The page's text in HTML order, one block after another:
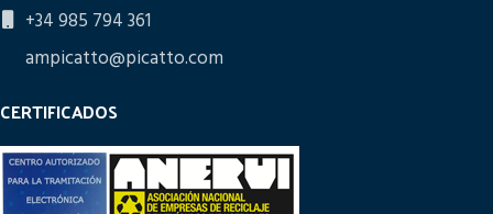
+34 985 794 361
ampicatto@picatto.com
CERTIFICADOS